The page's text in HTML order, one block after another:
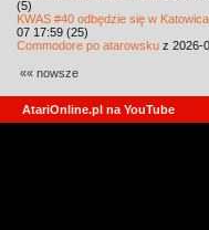
(5)
KWAS #40 odbędzie się w
07 17:59 (25)
Commodore po atarowsku z 2026-
«« nowsze
AtariOnline.pl na YouTube